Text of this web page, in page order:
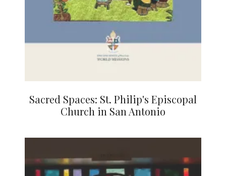
Sacred Spaces: St. Philip's Episcopal
Church in San Antonio